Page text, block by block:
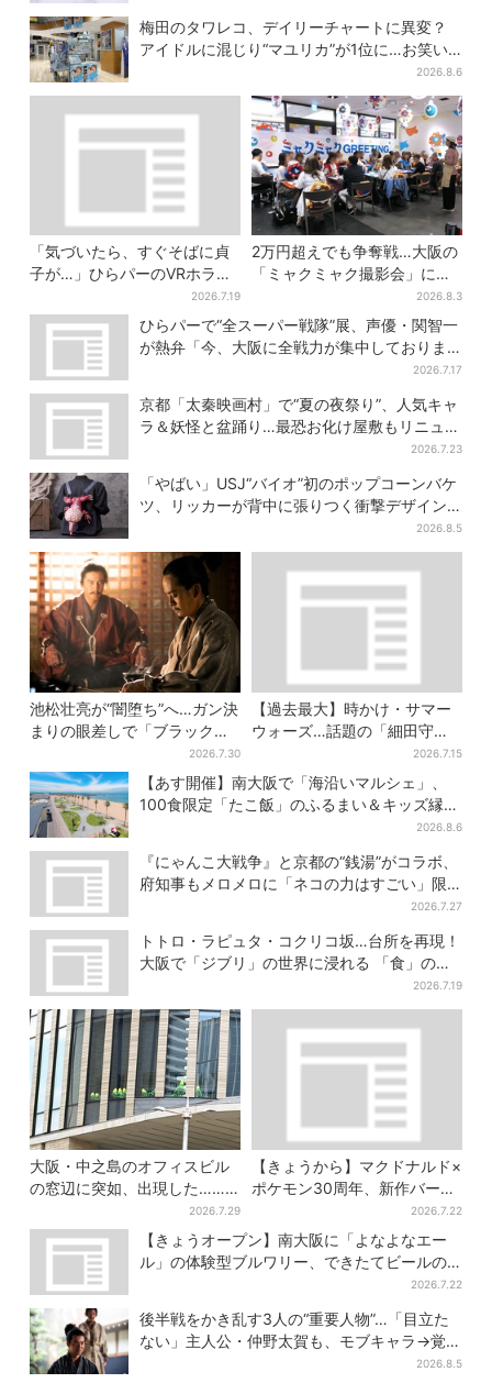
梅田のタワレコ、デイリーチャートに異変？
アイドルに混じり“マユリカ”が1位に…お笑い
2026.8.6
「気づいたら、すぐそばに貞
子が…」ひらパーのVRホラ
ー、1kmの迷宮で”逃げ切れな
い恐怖”体験
2026.7.19
2万円超えでも争奪戦…大阪の
「ミャクミャク撮影会」に全
国からファン集結、参加者に
聞いた「それでも会いたい理
由」
2026.8.3
ひらパーで“全スーパー戦隊”展、声優・関智一
が熱弁「今、大阪に全戦力が集中しておりま
2026.7.17
京都「太秦映画村」で“夏の夜祭り”、人気キャ
ラ＆妖怪と盆踊り…最恐お化け屋敷もリニュー
2026.7.23
「やばい」USJ“バイオ”初のポップコーンバケ
ツ、リッカーが背中に張りつく衝撃デザイン
2026.8.5
池松壮亮が“闇堕ち”へ…ガン決
まりの眼差しで「ブラック秀
吉がログイン」【豊臣兄弟】
2026.7.30
【過去最大】時かけ・サマー
ウォーズ…話題の「細田守」
展が大阪で、貴重な資料に
「泣きそうになった」
2026.7.15
【あす開催】南大阪で「海沿いマルシェ」、
100食限定「たこ飯」のふるまい＆キッズ縁日
2026.8.6
『にゃんこ大戦争』と京都の“銭湯”がコラボ、
府知事もメロメロに「ネコの力はすごい」限
2026.7.27
トトロ・ラピュタ・コクリコ坂…台所を再現！
大阪で「ジブリ」の世界に浸れる 「食」の展
2026.7.19
大阪・中之島のオフィスビル
の窓辺に突如、出現した……
巨大インコ「何かいる」「朝
からビビった」、その正体と
は？
2026.7.29
【きょうから】マクドナルド×
ポケモン30周年、新作バーガ
ー5品が登場！朝・夜限定メニ
ューも
2026.7.22
【きょうオープン】南大阪に「よなよなエー
ル」の体験型ブルワリー、できたてビールの
2026.7.22
後半戦をかき乱す3人の“重要人物”…「目立た
ない」主人公・仲野太賀も、モブキャラ→覚醒
2026.8.5